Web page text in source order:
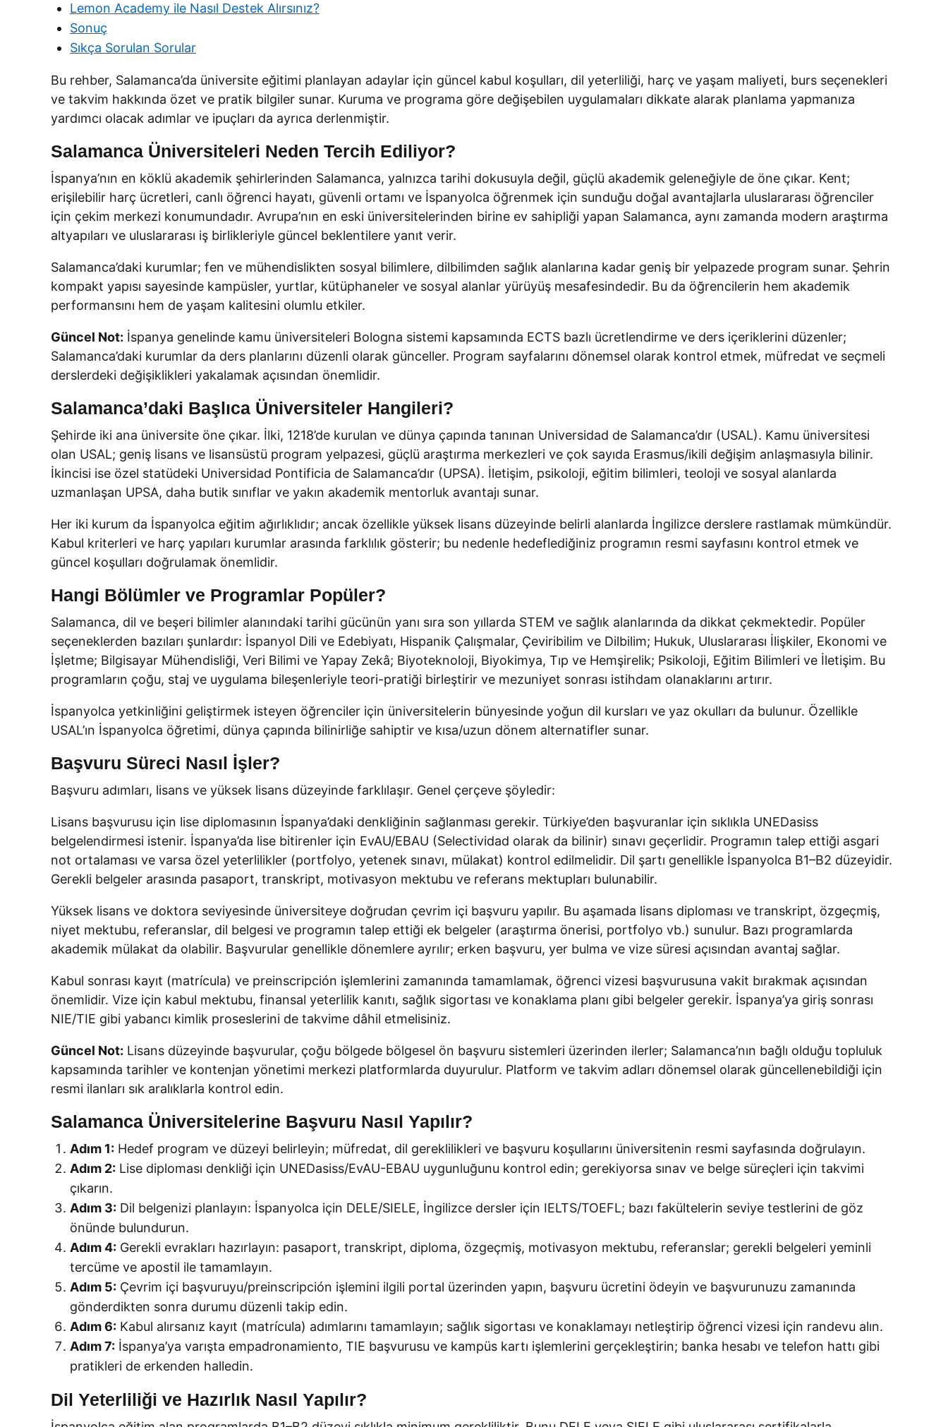
Lemon Academy ile Nasıl Destek Alırsınız?
Sonuç
Sıkça Sorulan Sorular
Bu rehber, Salamanca’da üniversite eğitimi planlayan adaylar için güncel kabul koşulları, dil yeterliliği, harç ve yaşam maliyeti, burs seçenekleri
ve takvim hakkında özet ve pratik bilgiler sunar. Kuruma ve programa göre değişebilen uygulamaları dikkate alarak planlama yapmanıza
yardımcı olacak adımlar ve ipuçları da ayrıca derlenmiştir.
Salamanca Üniversiteleri Neden Tercih Ediliyor?
İspanya’nın en köklü akademik şehirlerinden Salamanca, yalnızca tarihi dokusuyla değil, güçlü akademik geleneğiyle de öne çıkar. Kent;
erişilebilir harç ücretleri, canlı öğrenci hayatı, güvenli ortamı ve İspanyolca öğrenmek için sunduğu doğal avantajlarla uluslararası öğrenciler
için çekim merkezi konumundadır. Avrupa’nın en eski üniversitelerinden birine ev sahipliği yapan Salamanca, aynı zamanda modern araştırma
altyapıları ve uluslararası iş birlikleriyle güncel beklentilere yanıt verir.
Salamanca’daki kurumlar; fen ve mühendislikten sosyal bilimlere, dilbilimden sağlık alanlarına kadar geniş bir yelpazede program sunar. Şehrin
kompakt yapısı sayesinde kampüsler, yurtlar, kütüphaneler ve sosyal alanlar yürüyüş mesafesindedir. Bu da öğrencilerin hem akademik
performansını hem de yaşam kalitesini olumlu etkiler.
Güncel Not: İspanya genelinde kamu üniversiteleri Bologna sistemi kapsamında ECTS bazlı ücretlendirme ve ders içeriklerini düzenler;
Salamanca’daki kurumlar da ders planlarını düzenli olarak günceller. Program sayfalarını dönemsel olarak kontrol etmek, müfredat ve seçmeli
derslerdeki değişiklikleri yakalamak açısından önemlidir.
Salamanca’daki Başlıca Üniversiteler Hangileri?
Şehirde iki ana üniversite öne çıkar. İlki, 1218’de kurulan ve dünya çapında tanınan Universidad de Salamanca’dır (USAL). Kamu üniversitesi
olan USAL; geniş lisans ve lisansüstü program yelpazesi, güçlü araştırma merkezleri ve çok sayıda Erasmus/ikili değişim anlaşmasıyla bilinir.
İkincisi ise özel statüdeki Universidad Pontificia de Salamanca’dır (UPSA). İletişim, psikoloji, eğitim bilimleri, teoloji ve sosyal alanlarda
uzmanlaşan UPSA, daha butik sınıflar ve yakın akademik mentorluk avantajı sunar.
Her iki kurum da İspanyolca eğitim ağırlıklıdır; ancak özellikle yüksek lisans düzeyinde belirli alanlarda İngilizce derslere rastlamak mümkündür.
Kabul kriterleri ve harç yapıları kurumlar arasında farklılık gösterir; bu nedenle hedeflediğiniz programın resmi sayfasını kontrol etmek ve
güncel koşulları doğrulamak önemlidir.
Hangi Bölümler ve Programlar Popüler?
Salamanca, dil ve beşeri bilimler alanındaki tarihi gücünün yanı sıra son yıllarda STEM ve sağlık alanlarında da dikkat çekmektedir. Popüler
seçeneklerden bazıları şunlardır: İspanyol Dili ve Edebiyatı, Hispanik Çalışmalar, Çeviribilim ve Dilbilim; Hukuk, Uluslararası İlişkiler, Ekonomi ve
İşletme; Bilgisayar Mühendisliği, Veri Bilimi ve Yapay Zekâ; Biyoteknoloji, Biyokimya, Tıp ve Hemşirelik; Psikoloji, Eğitim Bilimleri ve İletişim. Bu
programların çoğu, staj ve uygulama bileşenleriyle teori-pratiği birleştirir ve mezuniyet sonrası istihdam olanaklarını artırır.
İspanyolca yetkinliğini geliştirmek isteyen öğrenciler için üniversitelerin bünyesinde yoğun dil kursları ve yaz okulları da bulunur. Özellikle
USAL’ın İspanyolca öğretimi, dünya çapında bilinirliğe sahiptir ve kısa/uzun dönem alternatifler sunar.
Başvuru Süreci Nasıl İşler?
Başvuru adımları, lisans ve yüksek lisans düzeyinde farklılaşır. Genel çerçeve şöyledir:
Lisans başvurusu için lise diplomasının İspanya’daki denkliğinin sağlanması gerekir. Türkiye’den başvuranlar için sıklıkla UNEDasiss
belgelendirmesi istenir. İspanya’da lise bitirenler için EvAU/EBAU (Selectividad olarak da bilinir) sınavı geçerlidir. Programın talep ettiği asgari
not ortalaması ve varsa özel yeterlilikler (portfolyo, yetenek sınavı, mülakat) kontrol edilmelidir. Dil şartı genellikle İspanyolca B1–B2 düzeyidir.
Gerekli belgeler arasında pasaport, transkript, motivasyon mektubu ve referans mektupları bulunabilir.
Yüksek lisans ve doktora seviyesinde üniversiteye doğrudan çevrim içi başvuru yapılır. Bu aşamada lisans diploması ve transkript, özgeçmiş,
niyet mektubu, referanslar, dil belgesi ve programın talep ettiği ek belgeler (araştırma önerisi, portfolyo vb.) sunulur. Bazı programlarda
akademik mülakat da olabilir. Başvurular genellikle dönemlere ayrılır; erken başvuru, yer bulma ve vize süresi açısından avantaj sağlar.
Kabul sonrası kayıt (matrícula) ve preinscripción işlemlerini zamanında tamamlamak, öğrenci vizesi başvurusuna vakit bırakmak açısından
önemlidir. Vize için kabul mektubu, finansal yeterlilik kanıtı, sağlık sigortası ve konaklama planı gibi belgeler gerekir. İspanya’ya giriş sonrası
NIE/TIE gibi yabancı kimlik proseslerini de takvime dâhil etmelisiniz.
Güncel Not: Lisans düzeyinde başvurular, çoğu bölgede bölgesel ön başvuru sistemleri üzerinden ilerler; Salamanca’nın bağlı olduğu topluluk
kapsamında tarihler ve kontenjan yönetimi merkezi platformlarda duyurulur. Platform ve takvim adları dönemsel olarak güncellenebildiği için
resmi ilanları sık aralıklarla kontrol edin.
Salamanca Üniversitelerine Başvuru Nasıl Yapılır?
Adım 1: Hedef program ve düzeyi belirleyin; müfredat, dil gereklilikleri ve başvuru koşullarını üniversitenin resmi sayfasında doğrulayın.
Adım 2: Lise diploması denkliği için UNEDasiss/EvAU-EBAU uygunluğunu kontrol edin; gerekiyorsa sınav ve belge süreçleri için takvimi
çıkarın.
Adım 3: Dil belgenizi planlayın: İspanyolca için DELE/SIELE, İngilizce dersler için IELTS/TOEFL; bazı fakültelerin seviye testlerini de göz
önünde bulundurun.
Adım 4: Gerekli evrakları hazırlayın: pasaport, transkript, diploma, özgeçmiş, motivasyon mektubu, referanslar; gerekli belgeleri yeminli
tercüme ve apostil ile tamamlayın.
Adım 5: Çevrim içi başvuruyu/preinscripción işlemini ilgili portal üzerinden yapın, başvuru ücretini ödeyin ve başvurunuzu zamanında
gönderdikten sonra durumu düzenli takip edin.
Adım 6: Kabul alırsanız kayıt (matrícula) adımlarını tamamlayın; sağlık sigortası ve konaklamayı netleştirip öğrenci vizesi için randevu alın.
Adım 7: İspanya’ya varışta empadronamiento, TIE başvurusu ve kampüs kartı işlemlerini gerçekleştirin; banka hesabı ve telefon hattı gibi
pratikleri de erkenden halledin.
Dil Yeterliliği ve Hazırlık Nasıl Yapılır?